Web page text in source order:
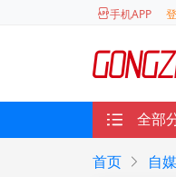
手机APP
全部
首页 自